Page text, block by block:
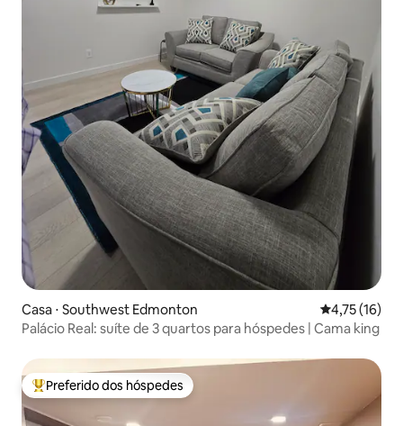
Casa ⋅ Southwest Edmonton 4,75 de uma
4,75 (16)
Palácio Real: suíte de 3 quartos para hóspedes | Cama king
Entre os melhores preferidos dos hóspedes
Preferido dos hóspedes